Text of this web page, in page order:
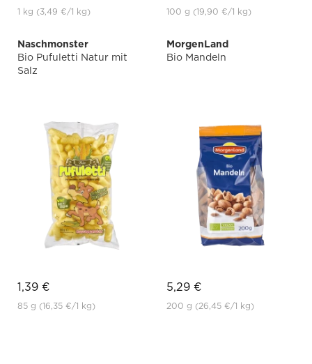
1 kg (3,49 €/1 kg) 100 g (19,90 €/1 kg)
Naschmonster
Bio Pufuletti Natur mit
Salz
1,39 €
85 g (16,35 €/1 kg)
MorgenLand
Bio Mandeln
5,29 €
200 g (26,45 €/1 kg)